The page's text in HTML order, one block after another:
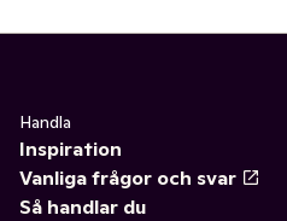
Handla
Inspiration
Vanliga frågor och svar
Så handlar du